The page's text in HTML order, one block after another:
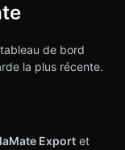
de bord
la plus récente.
Export et